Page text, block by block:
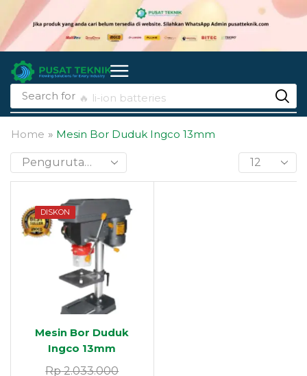
Search for 🔥 li-ion batteries
Home » Mesin Bor Duduk Ingco 13mm
DISKON
Mesin Bor Duduk
Ingco 13mm
Rp2.033.000